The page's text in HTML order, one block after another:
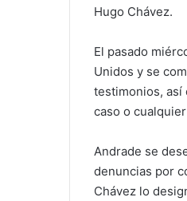
Hugo Chávez.
El pasado
Unidos y se
testimonios, así
caso o
Andrade se
denuncias por
Chávez lo